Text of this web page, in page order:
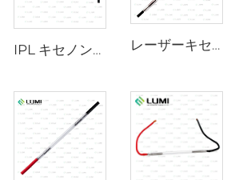
IPL キセノンランプ P1541 – 9×45×100 mm レーザーキセノンランプ L2741 – 7×100×167 mm